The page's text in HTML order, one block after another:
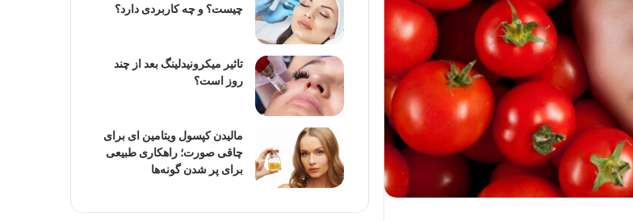
چیست؟ و چه کاربردی دارد؟
تاثیر میکرونیدلینگ بعد از چند
روز است؟
مالیدن کپسول ویتامین ای برای
چاقی صورت؛ راهکاری طبیعی
برای پر شدن گونه‌ها